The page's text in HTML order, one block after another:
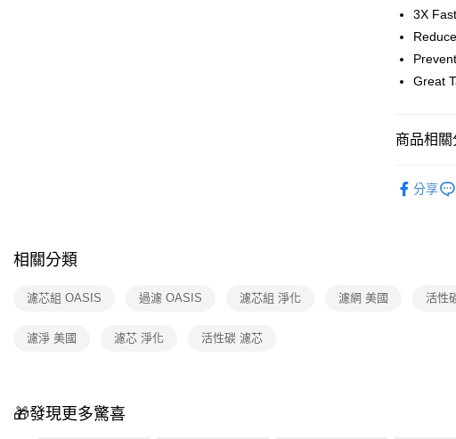
聯邦商
元大商
玉山商
台新國
臺灣中
匯豐（
元大商
玉山商
街口支付
宅配
3X
Great
商品相關
分享
相關分類
濾芯組 OASIS 過濾 OASIS 濾芯組 淨化 濾網 美國 活性
濾淨 美國 濾芯 淨化 活性碳 濾芯
🎁發現更多驚喜